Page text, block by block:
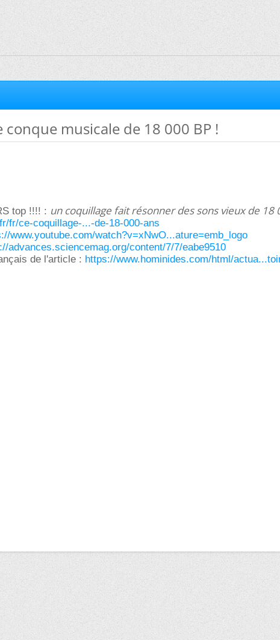
conque musicale de 18 000 BP !
top !!!! : un coquillage fait résonner des sons vieux de 18
fr/ce-coquillage-...-de-18-000-ans
www.youtube.com/watch?v=xNwO...ature=emb_logo
advances.sciencemag.org/content/7/7/eabe9510
de l'article : https://www.hominides.com/html/